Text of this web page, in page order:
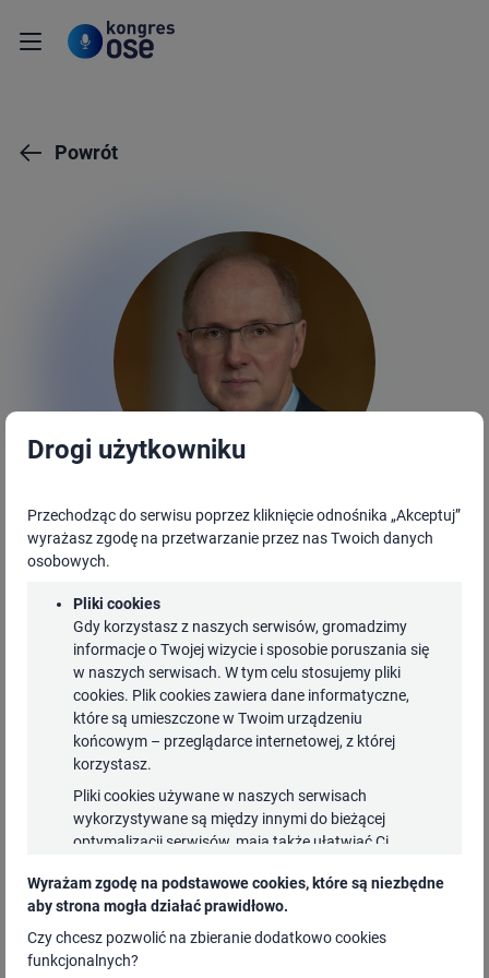
Drogi użytkowniku
Przechodząc do serwisu poprzez kliknięcie odnośnika „Akceptuj”
wyrażasz zgodę na przetwarzanie przez nas Twoich danych
osobowych.
Pliki cookies
Gdy korzystasz z naszych serwisów, gromadzimy
informacje o Twojej wizycie i sposobie poruszania się
w naszych serwisach. W tym celu stosujemy pliki
cookies. Plik cookies zawiera dane informatyczne,
które są umieszczone w Twoim urządzeniu
końcowym – przeglądarce internetowej, z której
korzystasz.
Pliki cookies używane w naszych serwisach
wykorzystywane są między innymi do bieżącej
optymalizacji serwisów, mają także ułatwiać Ci
w naszych serwisach mogą nie działać, jeżeli nie
wyrazisz zgody na instalowanie plików cookies.
Instalowanie plików cookies lub uzyskiwanie do nich
dostępu nie powoduje zmian w Twoim urządzeniu ani
Wyrażam zgodę na podstawowe cookies, które są niezbędne
aby strona mogła działać prawidłowo.
Czy chcesz pozwolić na zbieranie dodatkowo cookies
funkcjonalnych?
Powrót
Wojciech Pawlak
Dyrektor NASK-PIB
Wojciech Pawlak został powołany przez Prezesa
Rady Ministrów Mateusza Morawieckiego na
stanowisko Dyrektora NASK-PIB w dniu 18 listopada
2020 roku. Od grudnia 2018 r. związany z NASK,
odpowiadał za współtworzenie strategii Instytutu,
budowę Centrum Zastosowań Sztucznej Inteligencji
i Analiz Danych. Pełnił również funkcję lidera
projektu Telemetria RPD, realizowanego na zlecenie
Krajowej Rady Radiofonii i Telewizji.